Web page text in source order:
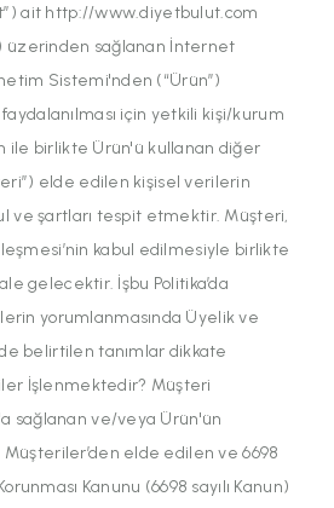
ait http://www.diyetbulut.com
üzerinden sağlanan İnternet
Sistemi'nden (“Ürün”)
için yetkili kişi/kurum
ile birlikte Ürün'ü kullanan diğer
elde edilen kişisel verilerin
ve şartları tespit etmektir. Müşteri,
kabul edilmesiyle birlikte
gelecektir. İşbu Politika’da
yorumlanmasında Üyelik ve
belirtilen tanımlar dikkate
İşlenmektedir? Müşteri
sağlanan ve/veya Ürün'ün
Müşteriler’den elde edilen ve 6698
Kanunu (6698 sayılı Kanun)